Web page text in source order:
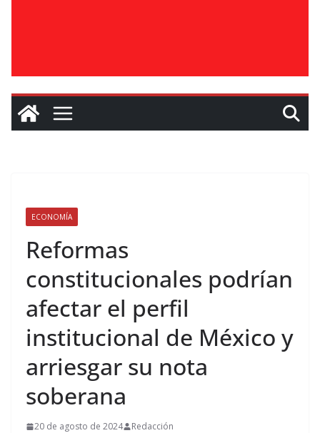
ECONOMÍA
Reformas
constitucionales podrían
afectar el perfil
institucional de México y
arriesgar su nota
soberana
20 de agosto de 2024 Redacción